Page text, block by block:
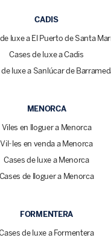
CADIS
luxe a El Puerto de Santa
Cases de luxe a Cadis
de luxe a Sanlúcar de
MENORCA
Viles en lloguer a Menorca
Vil·les en venda a Menorca
Cases de luxe a Menorca
Cases de lloguer a Menorca
FORMENTERA
de luxe a Formentera